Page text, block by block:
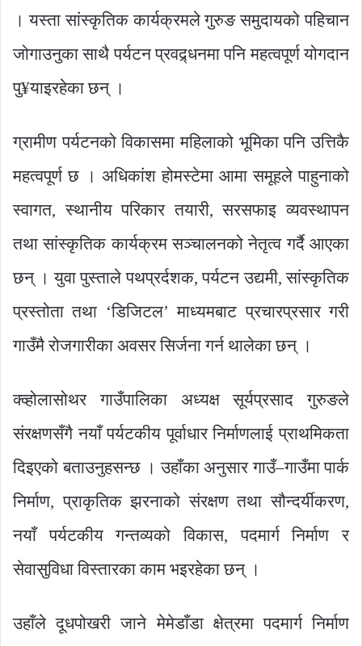
। यस्ता सांस्कृतिक कार्यक्रमले गुरुङ समुदायको पहिचान
जोगाउनुका साथै पर्यटन प्रवद्र्धनमा पनि महत्वपूर्ण योगदान
पु¥याइरहेका छन् ।
ग्रामीण पर्यटनको विकासमा महिलाको भूमिका पनि उत्तिकै
महत्वपूर्ण छ । अधिकांश होमस्टेमा आमा समूहले पाहुनाको
स्वागत, स्थानीय परिकार तयारी, सरसफाइ व्यवस्थापन
तथा सांस्कृतिक कार्यक्रम सञ्चालनको नेतृत्व गर्दै आएका
छन् । युवा पुस्ताले पथप्रर्दशक, पर्यटन उद्यमी, सांस्कृतिक
प्रस्तोता तथा ‘डिजिटल’ माध्यमबाट प्रचारप्रसार गरी
गाउँमै रोजगारीका अवसर सिर्जना गर्न थालेका छन् ।
क्व्होलासोथर गाउँपालिका अध्यक्ष सूर्यप्रसाद गुरुङले
संरक्षणसँगै नयाँ पर्यटकीय पूर्वाधार निर्माणलाई प्राथमिकता
दिइएको बताउनुहसन्छ । उहाँका अनुसार गाउँ–गाउँमा पार्क
निर्माण, प्राकृतिक झरनाको संरक्षण तथा सौन्दर्यीकरण,
नयाँ पर्यटकीय गन्तव्यको विकास, पदमार्ग निर्माण र
सेवासुविधा विस्तारका काम भइरहेका छन् ।
उहाँले दूधपोखरी जाने मेमेडाँडा क्षेत्रमा पदमार्ग निर्माण